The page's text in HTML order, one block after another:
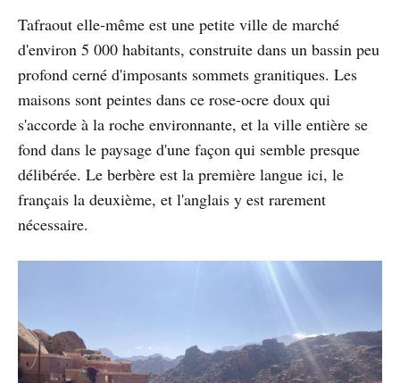
Tafraout elle-même est une petite ville de marché
d'environ 5 000 habitants, construite dans un bassin peu
profond cerné d'imposants sommets granitiques. Les
maisons sont peintes dans ce rose-ocre doux qui
s'accorde à la roche environnante, et la ville entière se
fond dans le paysage d'une façon qui semble presque
délibérée. Le berbère est la première langue ici, le
français la deuxième, et l'anglais y est rarement
nécessaire.